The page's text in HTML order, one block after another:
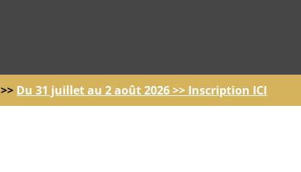
>> Du 31 juillet au 2 août 2026 >> Inscription ICI